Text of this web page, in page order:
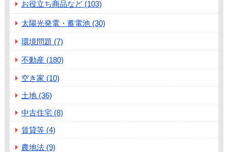
お役立ち商品など (103)
太陽光発電・蓄電池 (30)
環境問題 (7)
不動産 (180)
空き家 (10)
土地 (36)
中古住宅 (8)
賃貸等 (4)
農地法 (9)